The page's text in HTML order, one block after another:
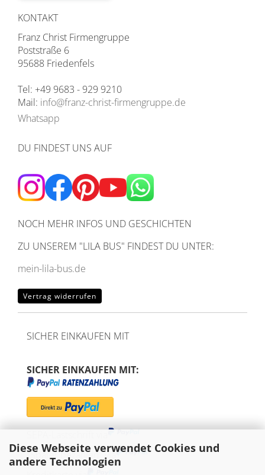
Diese Webseite verwendet Cookies und
andere Technologien
KONTAKT
Franz Christ Firmengruppe
Poststraße 6
95688 Friedenfels
Tel: +49 9683 - 929 9210
Mail: info@franz-christ-firmengruppe.de
Whatsapp
DU FINDEST UNS AUF
NOCH MEHR INFOS UND GESCHICHTEN
ZU UNSEREM "LILA BUS" FINDEST DU UNTER:
mein-lila-bus.de
Vertrag widerrufen
SICHER EINKAUFEN MIT
SICHER EINKAUFEN MIT:
"Später bezahlen" via